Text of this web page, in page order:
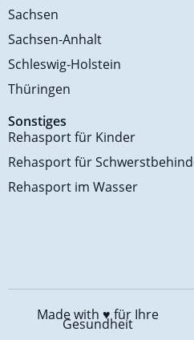
Sachsen
Sachsen-Anhalt
Schleswig-Holstein
Thüringen
Sonstiges
Rehasport für Kinder
Rehasport für
Rehasport im Wasser
Made with ♥️für Ihre
Gesundheit